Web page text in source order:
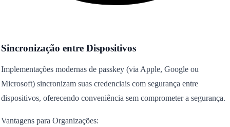
Sincronização entre Dispositivos
Implementações modernas de passkey (via Apple, Google ou
Microsoft) sincronizam suas credenciais com segurança entre
dispositivos, oferecendo conveniência sem comprometer a segurança.
Vantagens para Organizações: